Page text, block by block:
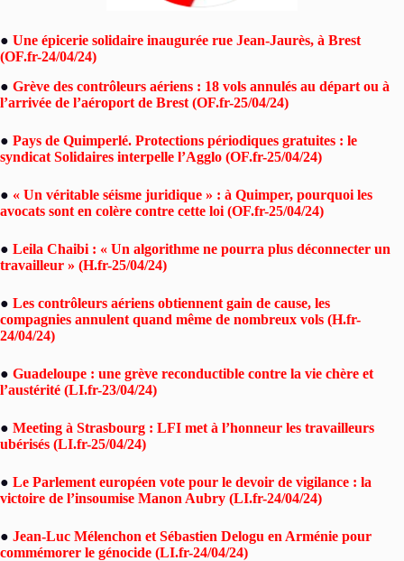
● Une épicerie solidaire inaugurée rue Jean-Jaurès, à Brest
(OF.fr-24/04/24)
● Grève des contrôleurs aériens : 18 vols annulés au départ ou à
l’arrivée de l’aéroport de Brest (OF.fr-25/04/24)
● Pays de Quimperlé. Protections périodiques gratuites : le
syndicat Solidaires interpelle l’Agglo (OF.fr-25/04/24)
● « Un véritable séisme juridique » : à Quimper, pourquoi les
avocats sont en colère contre cette loi (OF.fr-25/04/24)
● Leila Chaibi : « Un algorithme ne pourra plus déconnecter un
travailleur » (H.fr-25/04/24)
● Les contrôleurs aériens obtiennent gain de cause, les
compagnies annulent quand même de nombreux vols (H.fr-
24/04/24)
● Guadeloupe : une grève reconductible contre la vie chère et
l’austérité (LI.fr-23/04/24)
● Meeting à Strasbourg : LFI met à l’honneur les travailleurs
ubérisés (LI.fr-25/04/24)
● Le Parlement européen vote pour le devoir de vigilance : la
victoire de l’insoumise Manon Aubry (LI.fr-24/04/24)
● Jean-Luc Mélenchon et Sébastien Delogu en Arménie pour
commémorer le génocide (LI.fr-24/04/24)